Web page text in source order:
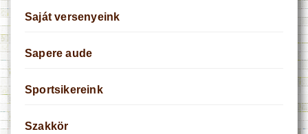
Saját versenyeink
Sapere aude
Sportsikereink
Szakkör